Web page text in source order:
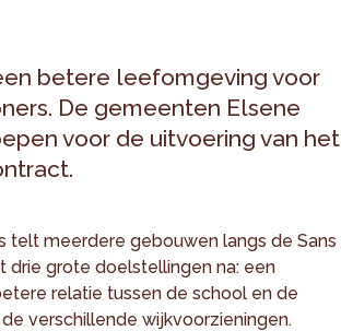
betere leefomgeving voor
De gemeenten Elsene
voor de uitvoering van het
telt meerdere gebouwen langs de Sans
grote doelstellingen na: een
relatie tussen de school en de
verschillende wijkvoorzieningen.